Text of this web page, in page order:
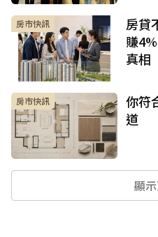
房市快訊
房貸
賺
真相
房市快訊
你符
道
顯